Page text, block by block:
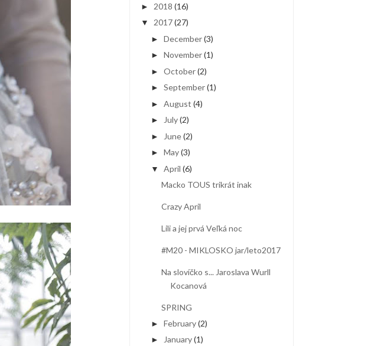
► 2018 (16)
▼ 2017(27)
► December(3)
► November(1)
► October(2)
► September(1)
► August (4)
► July(2)
► June(2)
► May(3)
▼ April (6)
Macko TOUS trikrát inak
Crazy April
Lili a jej prvá Veľká noc
#M20 - MIKLOSKO jar/leto2017
Na slovíčko s... Jaroslava Wurll
Kocanová
SPRING
► February(2)
► January(1)